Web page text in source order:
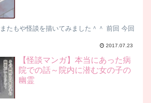
たもや怪談を描いてみました＾＾ 前回 今回
2017.07.23
【怪談マンガ】本当にあった病
院での話～院内に潜む女の子の
幽霊